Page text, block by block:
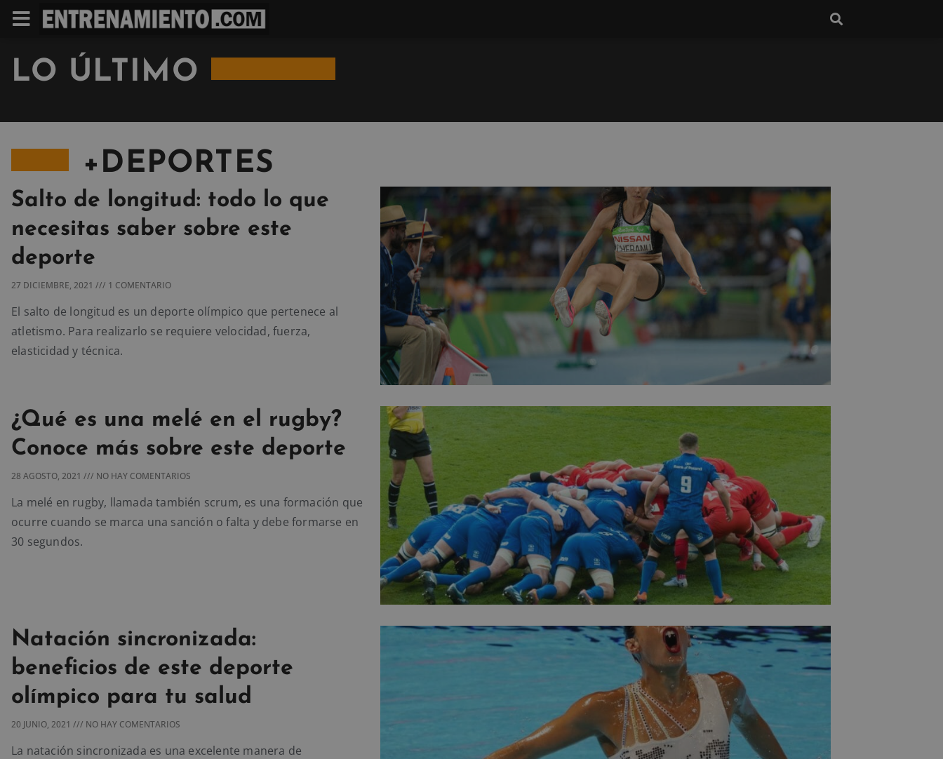
LO ÚLTIMO
+DEPORTES
Salto de longitud: todo lo que
necesitas saber sobre este
deporte
27 DICIEMBRE, 2021 1 COMENTARIO
El salto de longitud es un deporte olímpico que pertenece al
atletismo. Para realizarlo se requiere velocidad, fuerza,
elasticidad y técnica.
¿Qué es una melé en el rugby?
Conoce más sobre este deporte
28 AGOSTO, 2021 NO HAY COMENTARIOS
La melé en rugby, llamada también scrum, es una formación que
ocurre cuando se marca una sanción o falta y debe formarse en
30 segundos.
Natación sincronizada:
beneficios de este deporte
olímpico para tu salud
20 JUNIO, 2021 NO HAY COMENTARIOS
La natación sincronizada es una excelente manera de